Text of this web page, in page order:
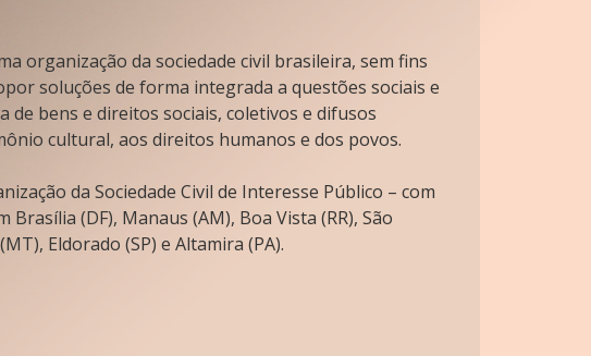
organização da sociedade civil brasileira, sem fins
soluções de forma integrada a questões sociais e
de bens e direitos sociais, coletivos e difusos
cultural, aos direitos humanos e dos povos.
da Sociedade Civil de Interesse Público – com
Brasília (DF), Manaus (AM), Boa Vista (RR), São
Eldorado (SP) e Altamira (PA).